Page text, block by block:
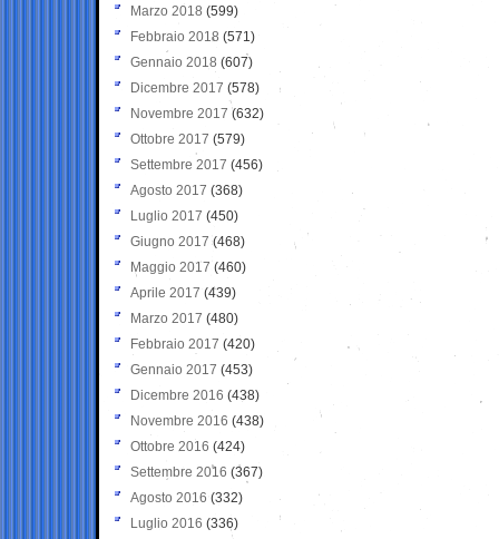
Marzo 2018 (599)
Febbraio 2018 (571)
Gennaio 2018 (607)
Dicembre 2017 (578)
Novembre 2017 (632)
Ottobre 2017 (579)
Settembre 2017 (456)
Agosto 2017 (368)
Luglio 2017 (450)
Giugno 2017 (468)
Maggio 2017 (460)
Aprile 2017 (439)
Marzo 2017 (480)
Febbraio 2017 (420)
Gennaio 2017 (453)
Dicembre 2016 (438)
Novembre 2016 (438)
Ottobre 2016 (424)
Settembre 2016 (367)
Agosto 2016 (332)
Luglio 2016 (336)